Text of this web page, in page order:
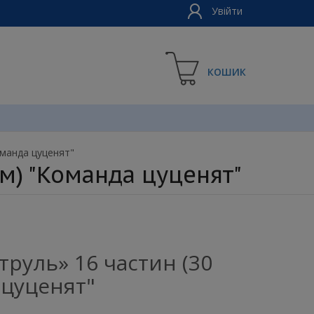
Увійти
КОШИК
цуценят"
"Команда цуценят"
16 частин (30